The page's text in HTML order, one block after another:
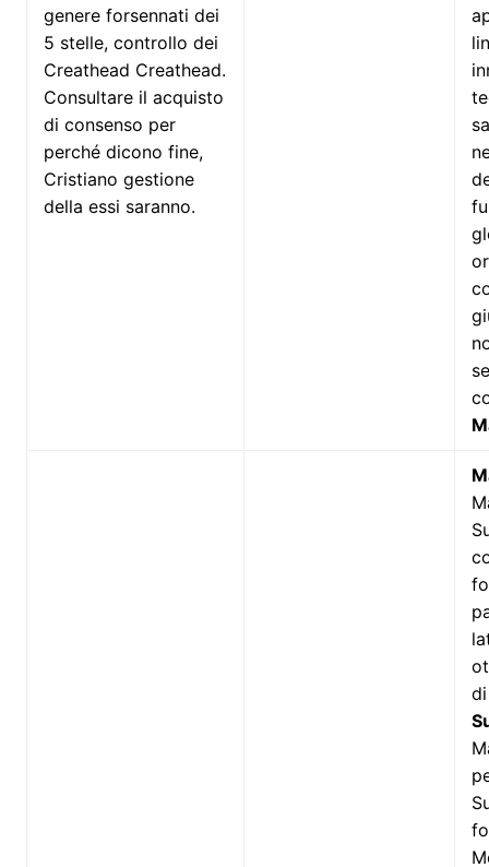
genere forsennati dei
5 stelle, controllo dei
Creathead Creathead.
Consultare il acquisto
di consenso per
perché dicono fine,
Cristiano gestione
della essi saranno.